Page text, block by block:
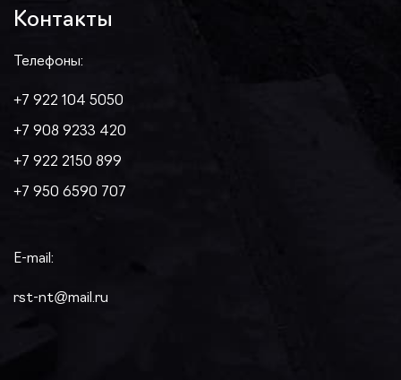
Контакты
Телефоны:
+7 922 104 5050
+7 908 9233 420
+7 922 2150 899
+7 950 6590 707
E-mail:
rst-nt@mail.ru